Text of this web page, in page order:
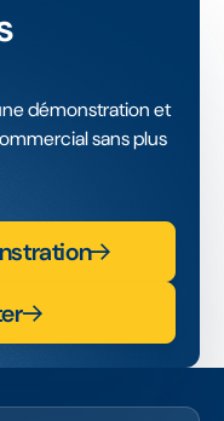
démonstration et
sans plus